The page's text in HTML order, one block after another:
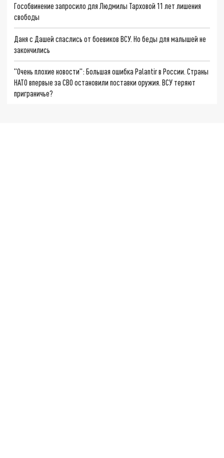
Гособвинение запросило для Людмилы Тарховой 11 лет лишения
свободы
Даня с Дашей спаслись от боевиков ВСУ. Но беды для малышей не
закончились
"Очень плохие новости": Большая ошибка Palantir в России. Страны
НАТО впервые за СВО остановили поставки оружия. ВСУ теряют
приграничье?